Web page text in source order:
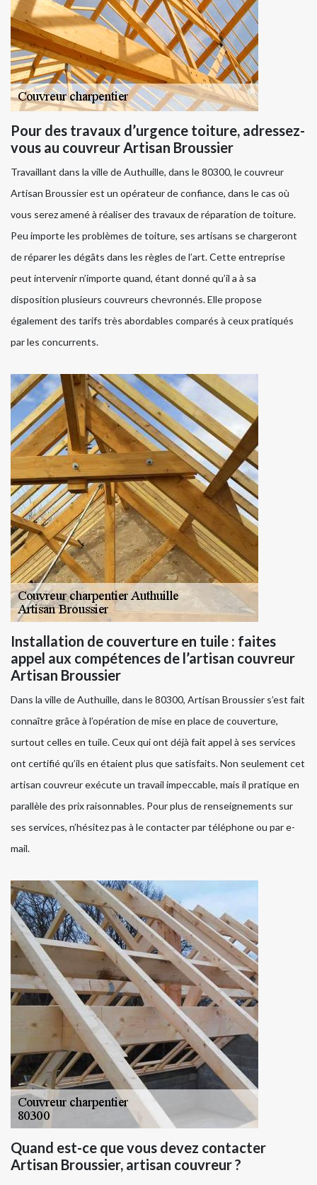
Pour des travaux d’urgence toiture, adressez-
vous au couvreur Artisan Broussier
Travaillant dans la ville de Authuille, dans le 80300, le couvreur
Artisan Broussier est un opérateur de confiance, dans le cas où
vous serez amené à réaliser des travaux de réparation de toiture.
Peu importe les problèmes de toiture, ses artisans se chargeront
de réparer les dégâts dans les règles de l’art. Cette entreprise
peut intervenir n’importe quand, étant donné qu’il a à sa
disposition plusieurs couvreurs chevronnés. Elle propose
également des tarifs très abordables comparés à ceux pratiqués
par les concurrents.
Installation de couverture en tuile : faites
appel aux compétences de l’artisan couvreur
Artisan Broussier
Dans la ville de Authuille, dans le 80300, Artisan Broussier s’est fait
connaître grâce à l’opération de mise en place de couverture,
surtout celles en tuile. Ceux qui ont déjà fait appel à ses services
ont certifié qu’ils en étaient plus que satisfaits. Non seulement cet
artisan couvreur exécute un travail impeccable, mais il pratique en
parallèle des prix raisonnables. Pour plus de renseignements sur
ses services, n’hésitez pas à le contacter par téléphone ou par e-
mail.
Quand est-ce que vous devez contacter
Artisan Broussier, artisan couvreur ?